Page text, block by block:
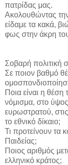
πατρίδας μας.
Ακολουθώντας
είδαμε τα κακά,
φως στην άκρη
Σοβαρή πολιτική
Σε ποιον βαθμό
Ποια είναι η
νόμισμα, στο
ευρωστρατού,
το εθνικό δίκαιο;
Τι προτείνουν τα
Παιδείας;
Ποιος αριθμός
ελληνικό κράτος;